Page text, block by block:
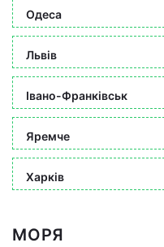
Одеса
Львів
Івано-Франківськ
Яремче
Харків
МОРЯ